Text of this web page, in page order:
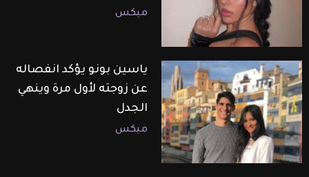
ميكس
ياسين بونو يؤكد انفصاله
عن زوجته لأول مرة وينهي
الجدل
ميكس